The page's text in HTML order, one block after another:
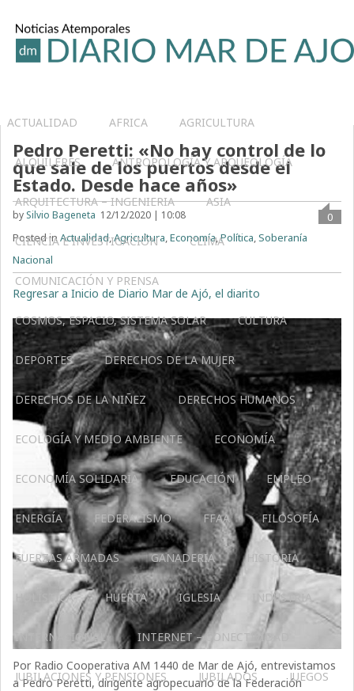
ACTUALIDAD AFRICA AGRICULTURA
ALQUILERES ANTROPOLOGÍA Y ARQUEOLOGÍA
ARQUITECTURA – INGENIERIA ASIA
CIENCIA E INVESTIGACIÓN CLIMA
COMUNICACIÓN Y PRENSA
COSMOS, ESPACIO, SISTEMA SOLAR CULTURA
DEPORTES DERECHOS DE LA MUJER
DERECHOS DE LA NIÑEZ DERECHOS HUMANOS
ECOLOGÍA Y MEDIO AMBIENTE ECONOMÍA
ECONOMÍA SOLIDARIA EDUCACIÓN EMPLEO
ENERGÍA FEDERALISMO FFAA FILOSOFÍA
FUERZAS ARMADAS GANADERIA HISTORIA
HOLÍSTICA HUERTA IGLESIA INDUSTRIA
INTERNACIONAL INTERNET – CONECTIVIDAD
JUBILACIONES Y PENSIONES JUBILADOS JUEGOS
Pedro Peretti: «No hay control de lo
que sale de los puertos desde el
Estado. Desde hace años»
by Silvio Bageneta 12/12/2020 | 10:08
0
Posted inActualidad,Agricultura,Economía,Política,Soberanía
Nacional
Regresar a Inicio de Diario Mar de Ajó, el diarito
Por Radio Cooperativa AM 1440 de Mar de Ajó, entrevistamos
a Pedro Peretti, dirigente agropecuario de la Federación